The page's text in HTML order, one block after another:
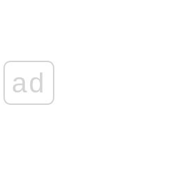
ad